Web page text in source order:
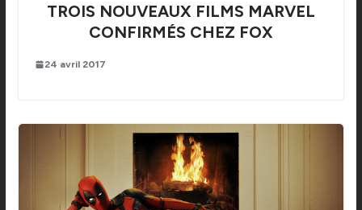
TROIS NOUVEAUX FILMS MARVEL
CONFIRMÉS CHEZ FOX
24 avril 2017